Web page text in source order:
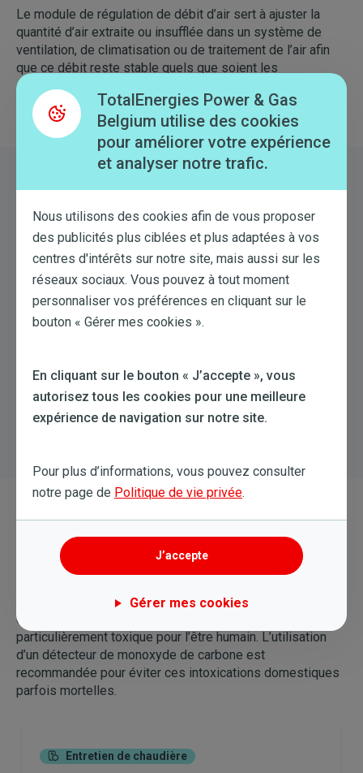
Le module de régulation de débit d’air sert à ajuster la
quantité d’air extraite ou insufflée dans un système de
ventilation, de climatisation ou de traitement de l’air afin
que ce débit reste stable quels que soient les
changements de pression.
Mon Compte
espace personnel, dans lequel vous gérez en toute
simplicité votre compte client. Vous pouvez par exemple
y payer vos factures, transmettre les relevés de vos
compteurs, ajuster votre acompte…
Monoxyde De Carbone (CO)
Le monoxyde de carbone (CO) est un gaz incolore,
inodore et insipide provenant de la combustion
principalement dans les appareils de chauffage, comme le
charbon, le bois, le gaz, etc. Indétectable, il est
particulièrement toxique pour l’être humain. L’utilisation
d’un détecteur de monoxyde de carbone est
recommandée pour éviter ces intoxications domestiques
parfois mortelles.
Entretien de chaudière
TotalEnergies Power & Gas
Belgium utilise des cookies
pour améliorer votre expérience
et analyser notre trafic.
Nous utilisons des cookies afin de vous proposer
des publicités plus ciblées et plus adaptées à vos
centres d'intérêts sur notre site, mais aussi sur les
réseaux sociaux. Vous pouvez à tout moment
personnaliser vos préférences en cliquant sur le
bouton « Gérer mes cookies ».
En cliquant sur le bouton « J’accepte », vous
autorisez tous les cookies pour une meilleure
expérience de navigation sur notre site.
Pour plus d’informations, vous pouvez consulter
notre page de Politique de vie privée.
J’accepte
Gérer mes cookies